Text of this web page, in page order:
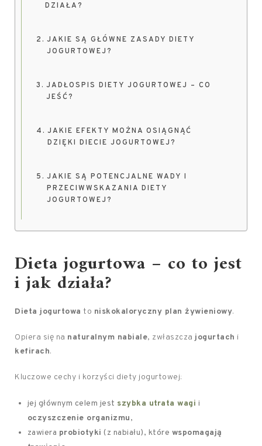
DZIAŁA?
JAKIE SĄ GŁÓWNE ZASADY DIETY
JOGURTOWEJ?
JADŁOSPIS DIETY JOGURTOWEJ – CO
JEŚĆ?
JAKIE EFEKTY MOŻNA OSIĄGNĄĆ
DZIĘKI DIECIE JOGURTOWEJ?
JAKIE SĄ POTENCJALNE WADY I
PRZECIWWSKAZANIA DIETY
JOGURTOWEJ?
Dieta jogurtowa – co to jest
i jak działa?
Dieta jogurtowa to niskokaloryczny plan żywieniowy.
Opiera się na naturalnym nabiale, zwłaszcza jogurtach i
kefirach.
Kluczowe cechy i korzyści diety jogurtowej:
jej głównym celem jest szybka utrata wagi i
oczyszczenie organizmu,
zawiera probiotyki (z nabiału), które wspomagają